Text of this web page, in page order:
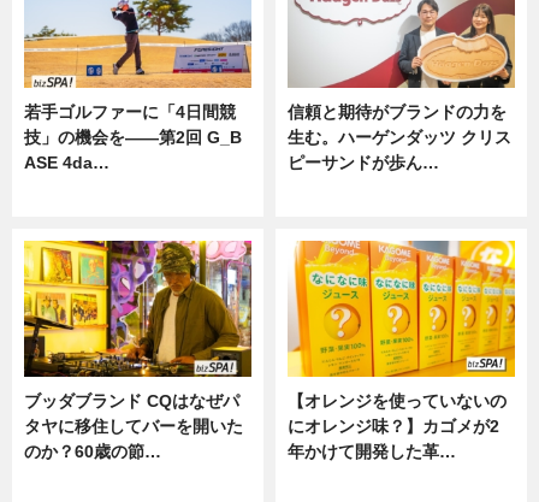
若手ゴルファーに「4日間競
技」の機会を——第2回 G_B
ASE 4da…
信頼と期待がブランドの力を
生む。ハーゲンダッツ クリス
ピーサンドが歩ん…
ブッダブランド CQはなぜパ
タヤに移住してバーを開いた
のか？60歳の節…
【オレンジを使っていないの
にオレンジ味？】カゴメが2
年かけて開発した革…